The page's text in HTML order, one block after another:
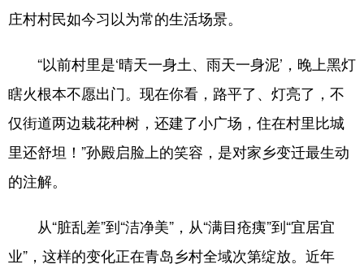
溯源中国 城市 旅游 能源
会展 娱乐
亚太网
地方频道
庄村村民如今习以为常的生活场景。
“以前村里是‘晴天一身土、雨天一身泥’，晚上黑灯
瞎火根本不愿出门。现在你看，路平了、灯亮了，不
仅街道两边栽花种树，还建了小广场，住在村里比城
里还舒坦！”孙殿启脸上的笑容，是对家乡变迁最生动
的注解。
从“脏乱差”到“洁净美”，从“满目疮痍”到“宜居宜
业”，这样的变化正在青岛乡村全域次第绽放。近年